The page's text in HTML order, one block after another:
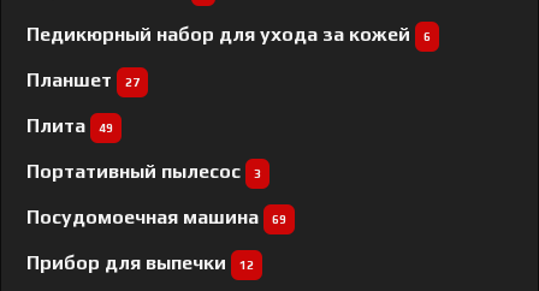
Педикюрный набор для ухода за кожей 6
Планшет 27
Плита 49
Портативный пылесос 3
Посудомоечная машина 69
Прибор для выпечки 12